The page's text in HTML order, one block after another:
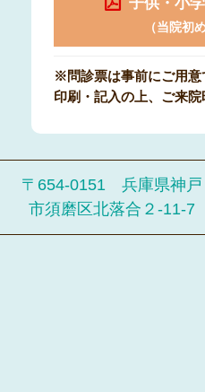
（当院初
※問診票は事前にご用意
印刷・記入の上、ご来院
〒654-0151 兵庫県神戸
市須磨区北落合２-11-7